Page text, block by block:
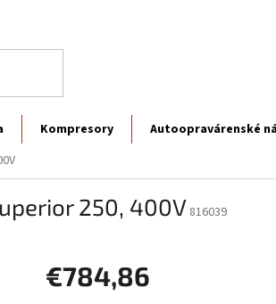
Kompresory Autoopravárenské
250, 400V 816039
€784,86